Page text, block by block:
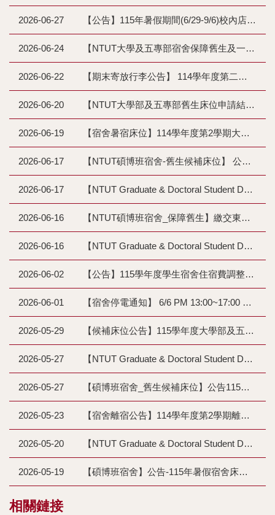
2026-06-27 【公告】115年暑假期間(6/29-9/6)校內店家營業時間
2026-06-24 【NTUT大學及五專部宿舍保障舊生及一般舊生繳費公告】繳交東宿舍(115-1住宿費)及校外宿舍(115-1住宿費含寒假）住宿費作業
2026-06-22 【期末寄放行李公告】 114學年度第二學期暑假一舍地下室行李寄放公告
2026-06-20 【NTUT大學部及五專部舊生床位申請結果公告】115學年度大學部及五專部保障生申請及一般身份(舊生)候補申請宿舍抽籤排序結果公告
2026-06-19 【宿舍暑宿床位】114學年度第2學期大學部、五專部暨社團營隊暑宿床位表及住宿注意事項
2026-06-17 【NTUT碩博班宿舍-舊生候補床位】 公告115學年度登錄申請候補(抽籤)床位抽籤排序、審查結果暨中籤結果及作業辦法
2026-06-17 【NTUT Graduate & Doctoral Student Dorm_ Non-Guarantee Students】 Announcement: Dormitory Lottery Rankings, Qualification Review, Results, and Guidelines for the 115th Academic Year Waitlist Application
2026-06-16 【NTUT碩博班宿舍_保障舊生】繳交東宿舍(115-1住宿費)及校外宿舍(115-1住宿費含寒假）住宿費作業
2026-06-16 【NTUT Graduate & Doctoral Student Dorm_ Guarantee Students】 Submission of accommodation fees for East Dormitory (115-1) and Off-Campus Dormitory (115-1, including winter vacation)
2026-06-02 【公告】115學年度學生宿舍住宿費調整說明（公聽）會
2026-06-01 【宿舍停電通知】 6/6 PM 13:00~17:00 學生第一、第二宿舍停電通知 Power cut
2026-05-29 【候補床位公告】115學年度大學部及五專部候補宿舍床位一般身份(舊生)學生宿舍 登錄抽籤事宜說明
2026-05-27 【NTUT Graduate & Doctoral Student Dorm ˗ Non-Guarantee Students 2026 Fall Semester Dorm】Waiting List (Lottery) and Bed Allocation Guidelines for the Dorm Accommodation Application Procedure
2026-05-27 【碩博班宿舍_舊生候補床位】公告115學年度登錄申請候補(抽籤)床位分配作業辦法
2026-05-23 【宿舍離宿公告】114學年度第2學期離宿注意事項Announcement for Leaving Dormitory
2026-05-20 【NTUT Graduate & Doctoral Student Dorm】2026 Summer Break Dorm Accommodation List
2026-05-19 【碩博班宿舍】公告-115年暑假宿舍床位名單
相關鏈接